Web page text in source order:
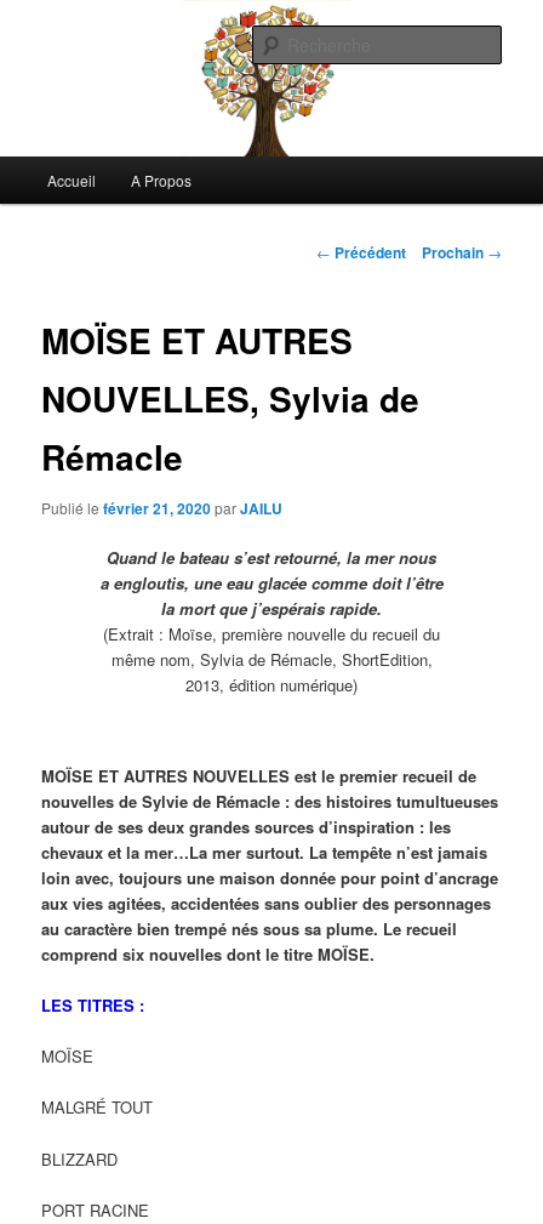
Commentaires littéraires en tout genre
principal
Accueil A Propos
Navigation
← Précédent Prochain →
MOÏSE ET AUTRES
NOUVELLES, Sylvia de
Rémacle
Publié lefévrier 21, 2020parJAILU
Quand le bateau s’est retourné, la mer nous
a engloutis, une eau glacée comme doit l’être
la mort que j’espérais rapide.
(Extrait : Moïse, première nouvelle du recueil du
même nom, Sylvia de Rémacle, ShortEdition,
2013, édition numérique)
MOÏSE ET AUTRES NOUVELLES est le premier recueil de
nouvelles de Sylvie de Rémacle : des histoires tumultueuses
autour de ses deux grandes sources d’inspiration : les
chevaux et la mer…La mer surtout. La tempête n’est jamais
loin avec, toujours une maison donnée pour point d’ancrage
aux vies agitées, accidentées sans oublier des personnages
au caractère bien trempé nés sous sa plume. Le recueil
comprend six nouvelles dont le titre MOÏSE.
LES TITRES :
MOÏSE
MALGRÉ TOUT
BLIZZARD
PORT RACINE